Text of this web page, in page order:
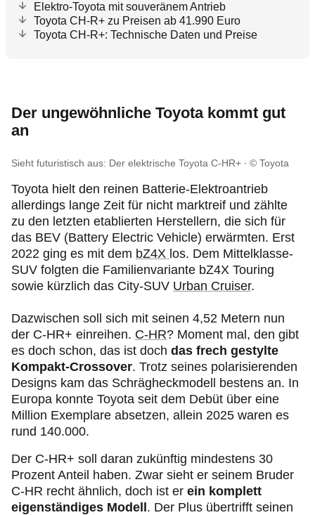
Elektro-Toyota mit souveränem Antrieb
Toyota CH-R+ zu Preisen ab 41.990 Euro
Toyota CH-R+: Technische Daten und Preise
Der ungewöhnliche Toyota kommt gut
an
Sieht futuristisch aus: Der elektrische Toyota C-HR+ © Toyota
Toyota hielt den reinen Batterie-Elektroantrieb
allerdings lange Zeit für nicht marktreif und zählte
zu den letzten etablierten Herstellern, die sich für
das BEV (Battery Electric Vehicle) erwärmten. Erst
2022 ging es mit dem bZ4X los. Dem Mittelklasse-
SUV folgten die Familienvariante bZ4X Touring
sowie kürzlich das City-SUV Urban Cruiser.
Dazwischen soll sich mit seinen 4,52 Metern nun
der C-HR+ einreihen. C-HR? Moment mal, den gibt
es doch schon, das ist doch das frech gestylte
Kompakt-Crossover. Trotz seines polarisierenden
Designs kam das Schrägheckmodell bestens an. In
Europa konnte Toyota seit dem Debüt über eine
Million Exemplare absetzen, allein 2025 waren es
rund 140.000.
Der C-HR+ soll daran zukünftig mindestens 30
Prozent Anteil haben. Zwar sieht er seinem Bruder
C-HR recht ähnlich, doch ist er ein komplett
eigenständiges Modell . Der Plus übertrifft seinen